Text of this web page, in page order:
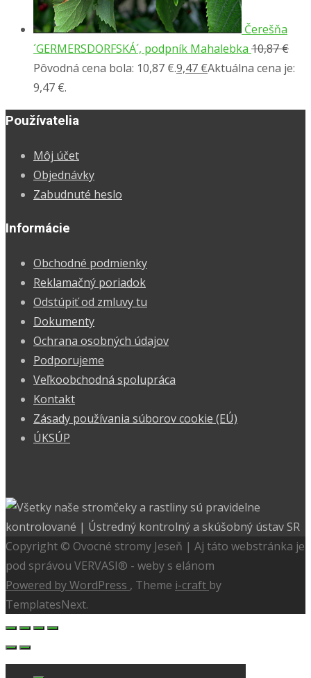
Čerešňa
´GERMERSDORFSKÁ´, podpník Mahalebka 10,87€
Pôvodná cena bola: 10,87 €.9,47 €Aktuálna cena je:
9,47 €.
Používatelia
Môj účet
Objednávky
Zabudnuté heslo
Informácie
Obchodné podmienky
Reklamačný poriadok
Odstúpiť od zmluvy tu
Dokumenty
Ochrana osobných údajov
Podporujeme
Veľkoobchodná spolupráca
Kontakt
Zásady používania súborov cookie (EÚ)
ÚKSÚP
Copyright © Ovocné stromy Jeseň | Aj táto webstránka je
pod správou VERVASI® - weby s elánom
Powered by WordPress , Theme i-craft by
TemplatesNext.